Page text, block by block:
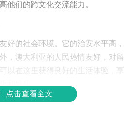
他们的跨文化交流能力。
好的社会环境。它的治安水平高，
，澳大利亚的人民热情友好，对留
以在这里获得良好的生活体验，享
点击查看全文